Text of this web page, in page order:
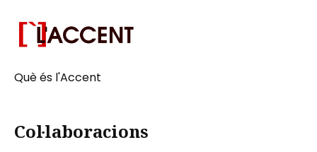
Què és l'Accent
Col·laboracions